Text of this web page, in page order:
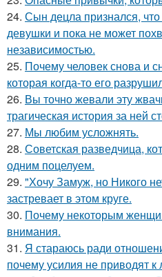
24. Сын децла признался, что
девушки и пока не может
независимостью.
25. Почему человек снова и
которая когда-то его
26. Вы точно жевали эту
трагическая история за ней
27. Мы любим усложнять.
28. Советская разведчица,
одним поцелуем.
29. "Хочу Замуж, но Никого
застревает в этом круге.
30. Почему некоторым
внимания.
31. Я стараюсь ради
почему усилия не приводят к